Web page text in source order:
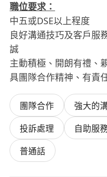
職位要求：
中五或DSE以上程度
良好溝通技巧及客戶服
誠
主動積極、開朗有禮、
具團隊合作精神、有責
團隊合作
強大的
投訴處理
自助服
普通話